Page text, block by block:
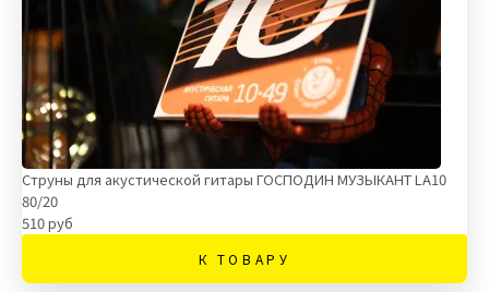
Струны для акустической гитары ГОСПОДИН МУЗЫКАНТ LA10
80/20
510 руб
К ТОВАРУ